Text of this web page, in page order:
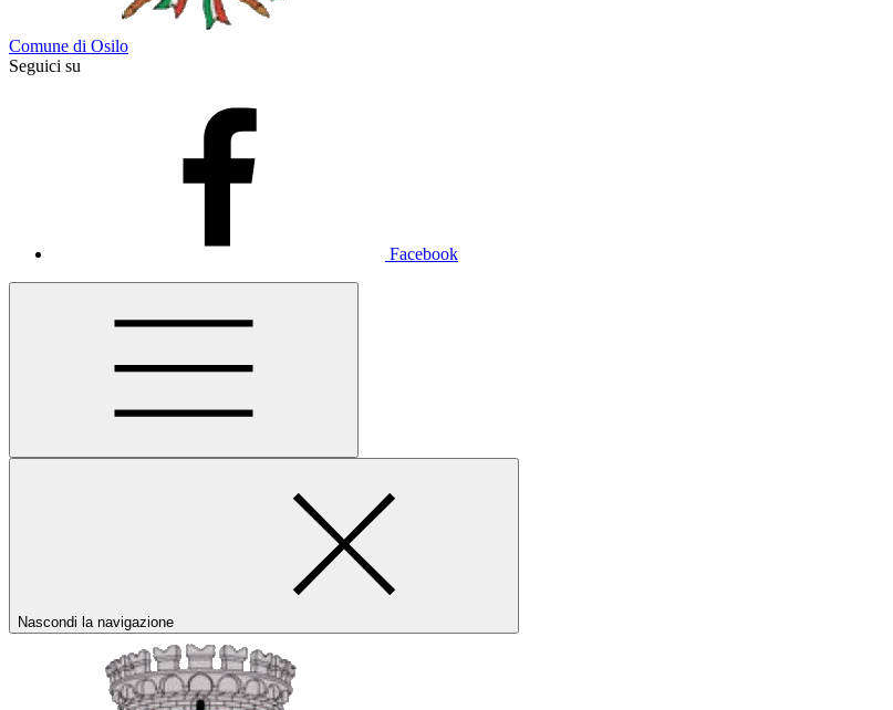
Comune di Osilo
Seguici su
Facebook
Nascondi la navigazione